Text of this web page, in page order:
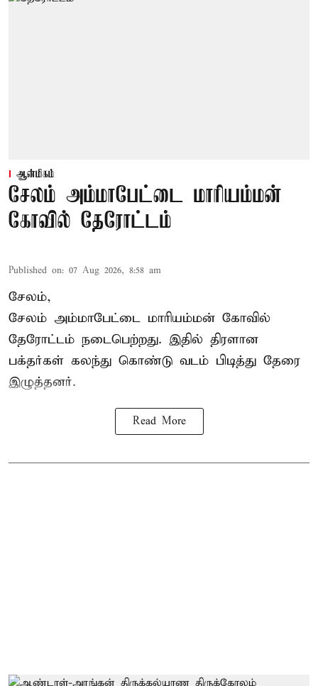
ஆன்மிகம்
சேலம் அம்மாபேட்டை மாரியம்மன்
கோவில் தேரோட்டம்
Published on: 07 Aug 2026, 8:58 am
சேலம்,
சேலம் அம்மாபேட்டை மாரியம்மன் கோவில்
தேரோட்டம் நடைபெற்றது. இதில் திரளான
பக்தர்கள் கலந்து கொண்டு வடம் பிடித்து தேரை
இழுத்தனர்.
Read More